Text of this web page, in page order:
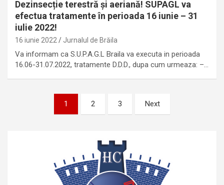
Dezinsecție terestră și aeriană! SUPAGL va
efectua tratamente în perioada 16 iunie – 31
iulie 2022!
16 iunie 2022 Jurnalul de Brăila
Va informam ca S.U.P.A.G.L Braila va executa in perioada
16.06-31.07.2022, tratamente D.D.D., dupa cum urmeaza: –…
1 2 3 Next